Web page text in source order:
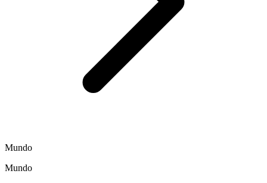
Mundo
Mundo